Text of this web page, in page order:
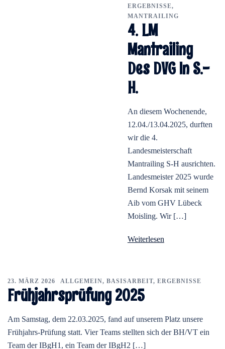
ERGEBNISSE,
MANTRAILING
4. LM
Mantrailing
Des DVG In S.-
H.
An diesem Wochenende,
12.04./13.04.2025, durften
wir die 4.
Landesmeisterschaft
Mantrailing S-H ausrichten.
Landesmeister 2025 wurde
Bernd Korsak mit seinem
Aib vom GHV Lübeck
Moisling. Wir […]
Weiterlesen
23. MÄRZ 2026 ALLGEMEIN, BASISARBEIT, ERGEBNISSE
Frühjahrsprüfung 2025
Am Samstag, dem 22.03.2025, fand auf unserem Platz unsere
Frühjahrs-Prüfung statt. Vier Teams stellten sich der BH/VT ein
Team der IBgH1, ein Team der IBgH2 […]